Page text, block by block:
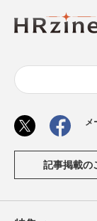
メ
記事掲載の